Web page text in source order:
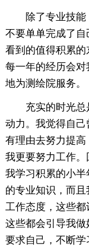
除了专业技能
不要单单完成了
看到的值得积累
每一年的经历会
地为测绘院服务。
充实的时光
动力。我觉得自
有理由去努力提
我更要努力工作
我学习积累的小
的专业知识，而
工作态度，这些
这些都会引导我
要求自己，不断